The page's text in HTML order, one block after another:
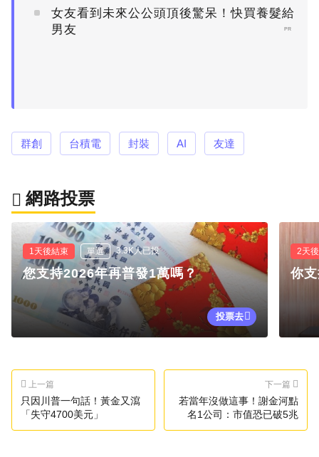
女友看到未來公公頭頂後驚呆！快買養髮給
男友
PR
群創 台積電 封裝 AI 友達
網路投票
1天後結束 單選 3.3K人已投
您支持2026年再普發1萬嗎？
投票去
2天
你
上一篇
只因川普一句話！黃金又瀉
「失守4700美元」
下一篇
若當年沒做這事！謝金河點
名1公司：市值恐已破5兆